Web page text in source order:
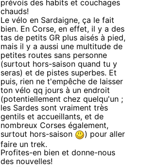
prévois des habits et couchages
chauds!
Le vélo en Sardaigne, ça le fait
bien. En Corse, en effet, il y a des
tas de petits GR plus aisés à pied,
mais il y a aussi une multitude de
petites routes sans personne
(surtout hors-saison quand tu y
seras) et de pistes superbes. Et
puis, rien ne t'empêche de laisser
ton vélo qq jours à un endroit
(potentiellement chez quelqu'un ;
les Sardes sont vraiment très
gentils et accueillants, et de
nombreux Corses également,
surtout hors-saison
) pour aller
faire un trek.
Profites-en bien et donne-nous
des nouvelles!